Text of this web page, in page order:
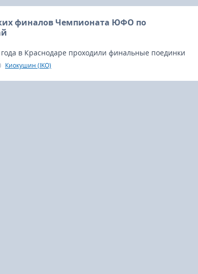
финалов Чемпионата ЮФО по
в Краснодаре проходили финальные поединки
Федерального округа по киокусинкай каратэ.
Киокушин (IKO)